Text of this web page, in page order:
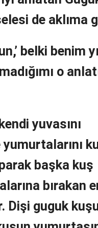
de aklıma
belki benim
o
yuvasını
başka kuş
bırakan
Dişi guguk